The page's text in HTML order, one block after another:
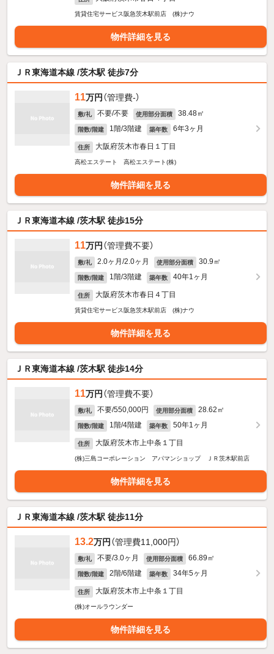
賃貸住宅サービス阪急茨木駅前店 (株)ナウ
物件詳細を見る
ＪＲ東海道本線 /茨木駅 徒歩7分
11万円 （管理費-）
敷/礼 不要/不要 使用部分面積 38.48㎡
階数/階建 1階/3階建 築年数 6年3ヶ月
住所 大阪府茨木市春日１丁目
高松エステート 高松エステート(株)
物件詳細を見る
ＪＲ東海道本線 /茨木駅 徒歩15分
11万円 （管理費不要）
敷/礼 2.0ヶ月/2.0ヶ月 使用部分面積 30.9㎡
階数/階建 1階/3階建 築年数 40年1ヶ月
住所 大阪府茨木市春日４丁目
賃貸住宅サービス阪急茨木駅前店 (株)ナウ
物件詳細を見る
ＪＲ東海道本線 /茨木駅 徒歩14分
11万円 （管理費不要）
敷/礼 不要/550,000円 使用部分面積 28.62㎡
階数/階建 1階/4階建 築年数 50年1ヶ月
住所 大阪府茨木市上中条１丁目
(株)三島コーポレーション アパマンショップ ＪＲ茨木駅前店
物件詳細を見る
ＪＲ東海道本線 /茨木駅 徒歩11分
13.2万円 （管理費11,000円）
敷/礼 不要/3.0ヶ月 使用部分面積 66.89㎡
階数/階建 2階/6階建 築年数 34年5ヶ月
住所 大阪府茨木市上中条１丁目
(株)オールラウンダー
物件詳細を見る